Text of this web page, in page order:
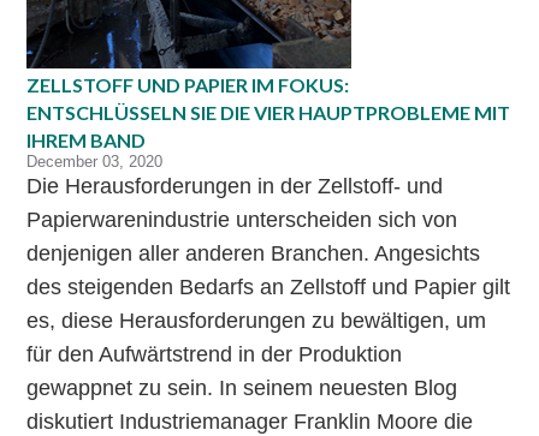
ZELLSTOFF UND PAPIER IM FOKUS:
ENTSCHLÜSSELN SIE DIE VIER HAUPTPROBLEME MIT
IHREM BAND
December 03, 2020
Die Herausforderungen in der Zellstoff- und
Papierwarenindustrie unterscheiden sich von
denjenigen aller anderen Branchen. Angesichts
des steigenden Bedarfs an Zellstoff und Papier gilt
es, diese Herausforderungen zu bewältigen, um
für den Aufwärtstrend in der Produktion
gewappnet zu sein. In seinem neuesten Blog
diskutiert Industriemanager Franklin Moore die